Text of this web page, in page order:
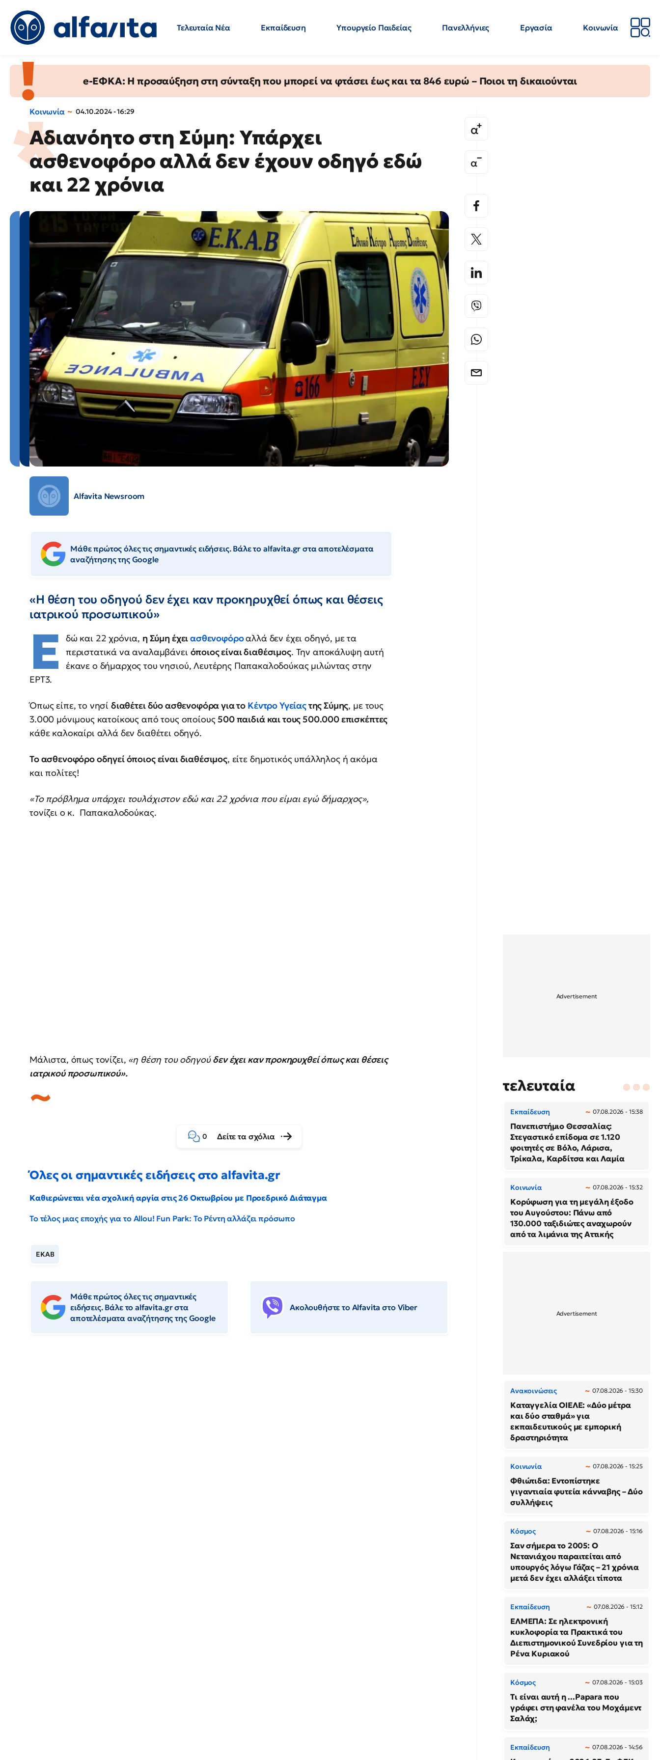
Τελευταία Νέα Εκπαίδευση Υπουργείο Παιδείας Πανελλήνιες Εργασία
Κοινωνία
e-ΕΦΚΑ: Η προσαύξηση στη σύνταξη που μπορεί να φτάσει έως και τα 846 ευρώ – Ποιοι τη δικαιούνται
Κοινωνία 04.10.2024 - 16:29
Αδιανόητο στη Σύμη: Υπάρχει
ασθενοφόρο αλλά δεν έχουν οδηγό εδώ
και 22 χρόνια
Alfavita Newsroom
Μάθε πρώτος όλες τις σημαντικές ειδήσεις. Βάλε το alfavita.gr στα αποτελέσματα
αναζήτησης της Google
«Η θέση του οδηγού δεν έχει καν προκηρυχθεί όπως και θέσεις
ιατρικού προσωπικού»
Ε δώ και 22 χρόνια, η Σύμη έχειασθενοφόροαλλά δεν έχει οδηγό, με τα
περιστατικά να αναλαμβάνει όποιος είναι διαθέσιμος. Την αποκάλυψη αυτή
έκανε ο δήμαρχος του νησιού, Λευτέρης Παπακαλοδούκας μιλώντας στην
ΕΡΤ3.
Όπως είπε, το νησί διαθέτει δύο ασθενοφόρα για το Κέντρο Υγείαςτης Σύμης, με τους
3.000 μόνιμους κατοίκους από τους οποίους 500 παιδιά και τους 500.000 επισκέπτες
κάθε καλοκαίρι αλλά δεν διαθέτει οδηγό.
Το ασθενοφόρο οδηγεί όποιος είναι διαθέσιμος, είτε δημοτικός υπάλληλος ή ακόμα
και πολίτες!
«Το πρόβλημα υπάρχει τουλάχιστον εδώ και 22 χρόνια που είμαι εγώ δήμαρχος»,
τονίζει ο κ. Παπακαλοδούκας.
Μάλιστα, όπως τονίζει, «η θέση του οδηγούδεν έχει καν προκηρυχθεί όπως και θέσεις
ιατρικού προσωπικού».
0 Δείτε τα σχόλια
Όλες οι σημαντικές ειδήσεις στο alfavita.gr
Καθιερώνεται νέα σχολική αργία στις 26 Οκτωβρίου με Προεδρικό Διάταγμα
Το τέλος μιας εποχής για το Allou! Fun Park: Το Ρέντη αλλάζει πρόσωπο
ΕΚΑΒ
Μάθε πρώτος όλες τις σημαντικές
ειδήσεις. Βάλε το alfavita.gr στα
αποτελέσματα αναζήτησης της Google
Ακολουθήστε το Αlfavita στο Viber
τελευταία
Εκπαίδευση 07.08.2026 - 15:38
Πανεπιστήμιο Θεσσαλίας:
Στεγαστικό επίδομα σε 1.120
φοιτητές σε Βόλο, Λάρισα,
Τρίκαλα, Καρδίτσα και Λαμία
Κοινωνία 07.08.2026 - 15:32
Κορύφωση για τη μεγάλη έξοδο
του Αυγούστου: Πάνω από
130.000 ταξιδιώτες αναχωρούν
από τα λιμάνια της Αττικής
Ανακοινώσεις 07.08.2026 - 15:30
Καταγγελία ΟΙΕΛΕ: «Δύο μέτρα
και δύο σταθμά» για
εκπαιδευτικούς με εμπορική
δραστηριότητα
Κοινωνία 07.08.2026 - 15:25
Φθιώτιδα: Εντοπίστηκε
γιγαντιαία φυτεία κάνναβης – Δύο
συλλήψεις
Κόσμος 07.08.2026 - 15:16
Σαν σήμερα το 2005: Ο
Νετανιάχου παραιτείται από
υπουργός λόγω Γάζας – 21 χρόνια
μετά δεν έχει αλλάξει τίποτα
Εκπαίδευση 07.08.2026 - 15:12
ΕΛΜΕΠΑ: Σε ηλεκτρονική
κυκλοφορία τα Πρακτικά του
Διεπιστημονικού Συνεδρίου για τη
Ρένα Κυριακού
Κόσμος 07.08.2026 - 15:03
Τι είναι αυτή η ...Papara που
γράφει στη φανέλα του Μοχάμεντ
Σαλάχ;
Εκπαίδευση 07.08.2026 - 14:56